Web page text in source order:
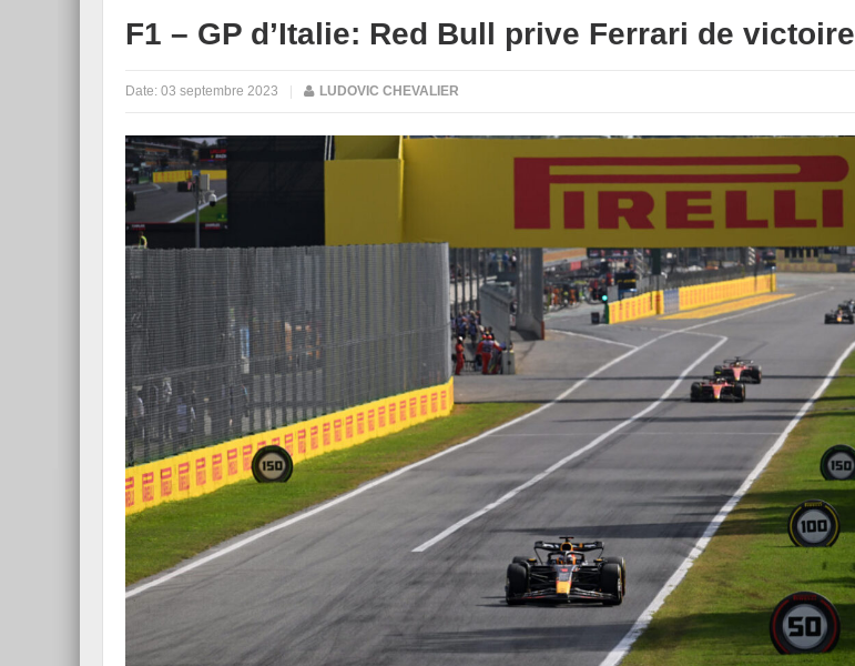
F1 – GP d’Italie: Red Bull prive Ferrari de victoire
Date: 03 septembre 2023 LUDOVIC CHEVALIER